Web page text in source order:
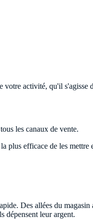
activité, qu'il
les canaux de vente.
plus efficace de les mettre
Des allées du
dépensent leur argent.